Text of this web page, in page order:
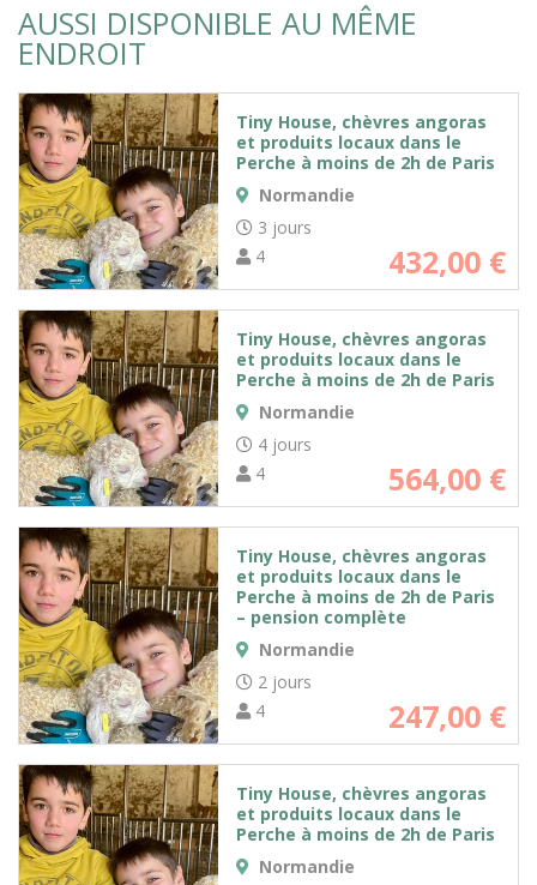
AUSSI DISPONIBLE AU MÊME
ENDROIT
Tiny House, chèvres angoras
et produits locaux dans le
Perche à moins de 2h de Paris
Normandie
3 jours
4
432,00 €
Tiny House, chèvres angoras
et produits locaux dans le
Perche à moins de 2h de Paris
Normandie
4 jours
4
564,00 €
Tiny House, chèvres angoras
et produits locaux dans le
Perche à moins de 2h de Paris
– pension complète
Normandie
2 jours
4
247,00 €
Tiny House, chèvres angoras
et produits locaux dans le
Perche à moins de 2h de Paris
Normandie